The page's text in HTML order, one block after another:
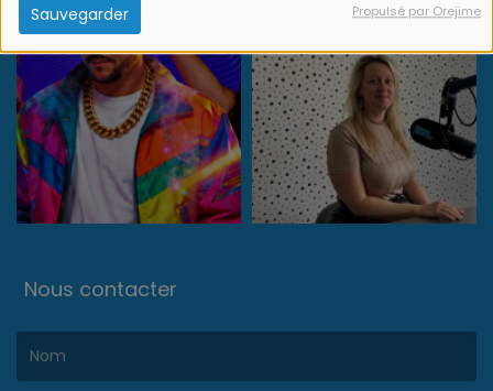
Sauvegarder Propulsé par Orejime
Nous contacter